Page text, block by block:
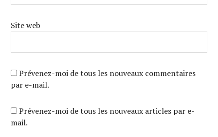
Site web
Prévenez-moi de tous les nouveaux commentaires
par e-mail.
Prévenez-moi de tous les nouveaux articles par e-
mail.